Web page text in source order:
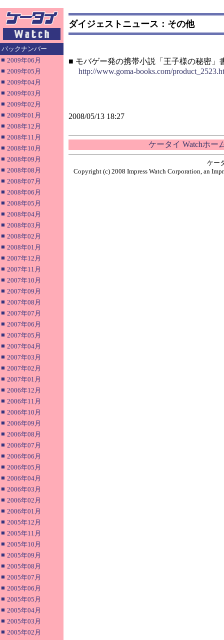
バックナンバー
■ 2009年06月
■ 2009年05月
■ 2009年04月
■ 2009年03月
■ 2009年02月
■ 2009年01月
■ 2008年12月
■ 2008年11月
■ 2008年10月
■ 2008年09月
■ 2008年08月
■ 2008年07月
■ 2008年06月
■ 2008年05月
■ 2008年04月
■ 2008年03月
■ 2008年02月
■ 2008年01月
■ 2007年12月
■ 2007年11月
■ 2007年10月
■ 2007年09月
■ 2007年08月
■ 2007年07月
■ 2007年06月
■ 2007年05月
■ 2007年04月
■ 2007年03月
■ 2007年02月
■ 2007年01月
■ 2006年12月
■ 2006年11月
■ 2006年10月
■ 2006年09月
■ 2006年08月
■ 2006年07月
■ 2006年06月
■ 2006年05月
■ 2006年04月
■ 2006年03月
■ 2006年02月
■ 2006年01月
■ 2005年12月
■ 2005年11月
■ 2005年10月
■ 2005年09月
■ 2005年08月
■ 2005年07月
■ 2005年06月
■ 2005年05月
■ 2005年04月
■ 2005年03月
■ 2005年02月
ダイジェストニュース：その他
■ モバゲー発の携帯小説「王子様の秘密」
http://www.goma-books.com/
2008/05/13 18:27
ケータイ Watchホー
ケー
Copyright (c) 2008 Impress Watch Corporation, an